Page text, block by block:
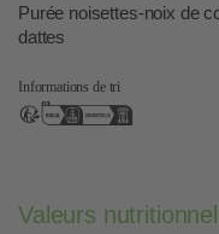
Purée noisettes-noix de
dattes
Informations de tri
Valeurs